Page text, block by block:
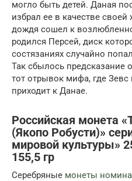
могло быть детей. Даная
избрал ее в качестве
дождя сошел к
родился Персей, диск
состязаниях случайно
Так сбылось предсказание
тот отрывок мифа, где
приходит к Данае.
Российская монета
(Якопо Робусти)»
мировой культуры»
155,5 гр
Серебряные монеты